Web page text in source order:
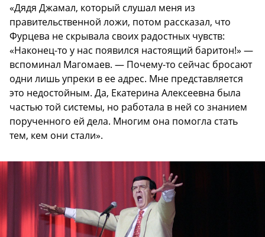
«Дядя Джамал, который слушал меня из
правительственной ложи, потом рассказал, что
Фурцева не скрывала своих радостных чувств:
«Наконец-то у нас появился настоящий баритон!» —
вспоминал Магомаев. — Почему-то сейчас бросают
одни лишь упреки в ее адрес. Мне представляется
это недостойным. Да, Екатерина Алексеевна была
частью той системы, но работала в ней со знанием
порученного ей дела. Многим она помогла стать
тем, кем они стали».